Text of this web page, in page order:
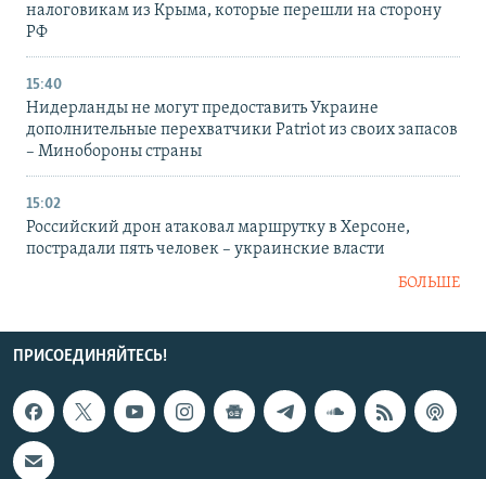
налоговикам из Крыма, которые перешли на сторону
РФ
15:40
Нидерланды не могут предоставить Украине
дополнительные перехватчики Patriot из своих запасов
– Минобороны страны
15:02
Российский дрон атаковал маршрутку в Херсоне,
пострадали пять человек – украинские власти
БОЛЬШЕ
ПРИСОЕДИНЯЙТЕСЬ!